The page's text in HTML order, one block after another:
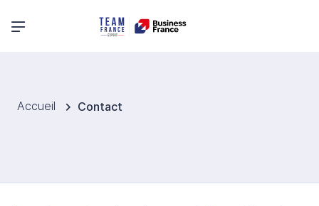
Menu principal
Accueil Contact